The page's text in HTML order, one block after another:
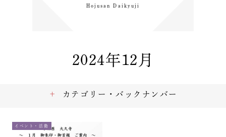
Hojusan Daikyuji
2024年12月
イベント・活動
カテゴリー・バックナンバー